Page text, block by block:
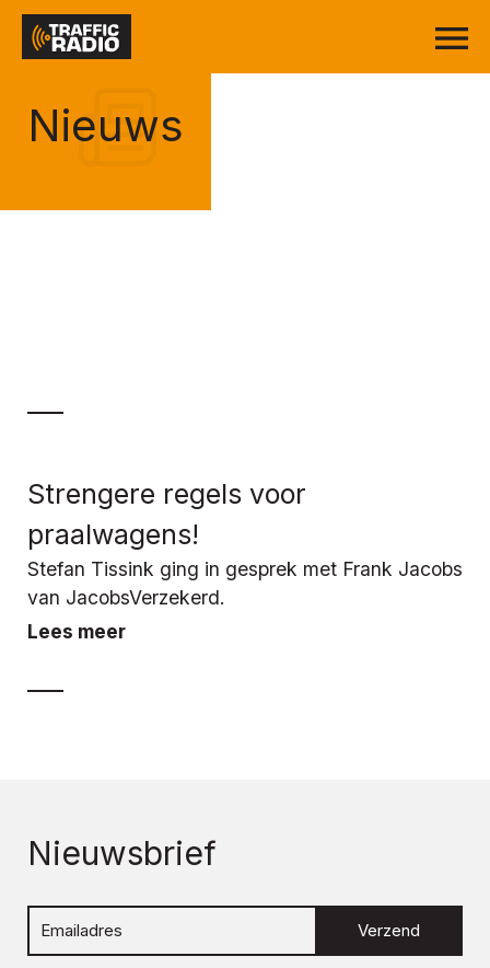
Nieuws
Strengere regels voor
praalwagens!
Stefan Tissink ging in gesprek met Frank Jacobs
van JacobsVerzekerd.
Lees meer
Nieuwsbrief
Verzend